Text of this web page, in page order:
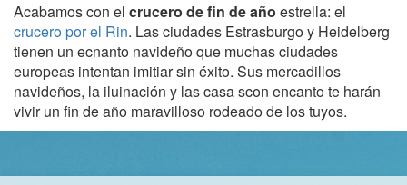
Acabamos con el crucero de fin de año estrella: el
crucero por el Rin. Las ciudades Estrasburgo y Heidelberg
tienen un ecnanto navideño que muchas ciudades
europeas intentan imitiar sin éxito. Sus mercadillos
navideños, la iluinación y las casa scon encanto te harán
vivir un fin de año maravilloso rodeado de los tuyos.